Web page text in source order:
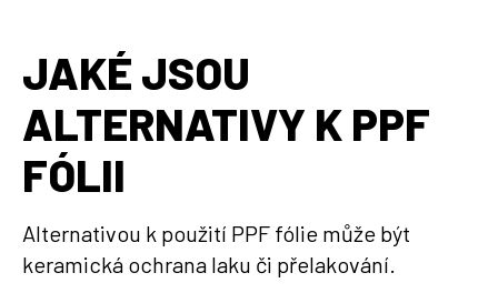
JAKÉ JSOU
ALTERNATIVY K PPF
FÓLII
Alternativou k použití PPF fólie může být
keramická ochrana laku či přelakování.